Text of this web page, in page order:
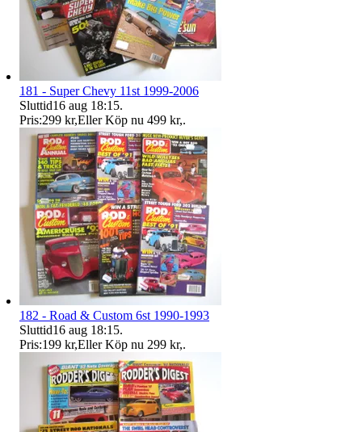
181 - Super Chevy 11st 1999-2006
Sluttid16 aug 18:15.
Pris:299 kr,Eller Köp nu 499 kr,.
182 - Road & Custom 6st 1990-1993
Sluttid16 aug 18:15.
Pris:199 kr,Eller Köp nu 299 kr,.